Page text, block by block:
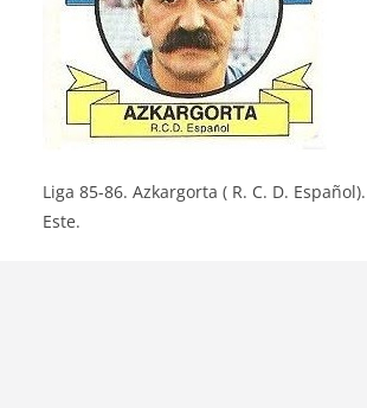
Liga 85-86. Azkargorta ( R. C. D.
Este.